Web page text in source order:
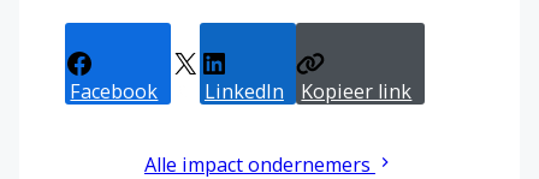
Facebook LinkedIn Kopieer link
Alle impact ondernemers